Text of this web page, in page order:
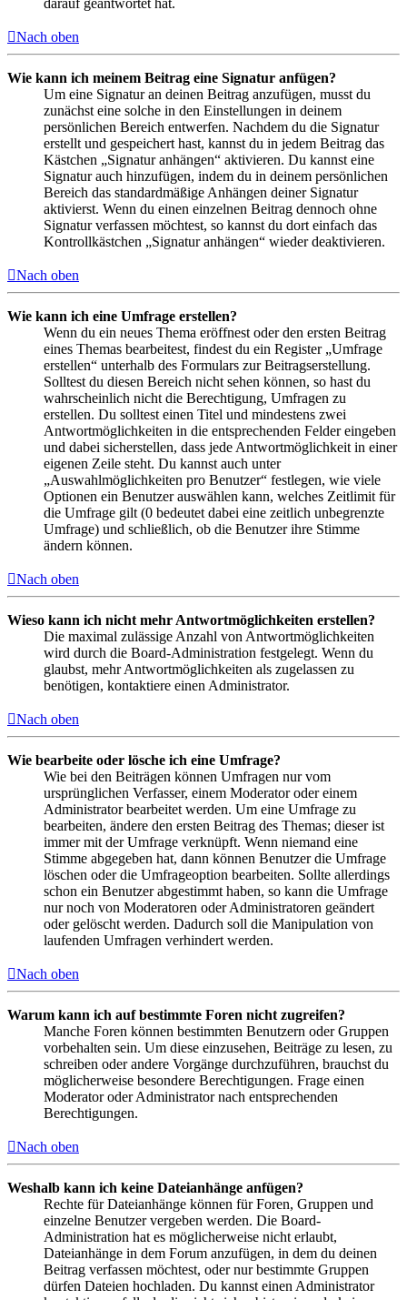
darauf geantwortet hat.
Nach oben
Wie kann ich meinem Beitrag eine Signatur anfügen?
Um eine Signatur an deinen Beitrag anzufügen, musst du
zunächst eine solche in den Einstellungen in deinem
persönlichen Bereich entwerfen. Nachdem du die Signatur
erstellt und gespeichert hast, kannst du in jedem Beitrag das
Kästchen „Signatur anhängen“ aktivieren. Du kannst eine
Signatur auch hinzufügen, indem du in deinem persönlichen
Bereich das standardmäßige Anhängen deiner Signatur
aktivierst. Wenn du einen einzelnen Beitrag dennoch ohne
Signatur verfassen möchtest, so kannst du dort einfach das
Kontrollkästchen „Signatur anhängen“ wieder deaktivieren.
Nach oben
Wie kann ich eine Umfrage erstellen?
Wenn du ein neues Thema eröffnest oder den ersten Beitrag
eines Themas bearbeitest, findest du ein Register „Umfrage
erstellen“ unterhalb des Formulars zur Beitragserstellung.
Solltest du diesen Bereich nicht sehen können, so hast du
wahrscheinlich nicht die Berechtigung, Umfragen zu
erstellen. Du solltest einen Titel und mindestens zwei
Antwortmöglichkeiten in die entsprechenden Felder eingeben
und dabei sicherstellen, dass jede Antwortmöglichkeit in einer
eigenen Zeile steht. Du kannst auch unter
„Auswahlmöglichkeiten pro Benutzer“ festlegen, wie viele
Optionen ein Benutzer auswählen kann, welches Zeitlimit für
die Umfrage gilt (0 bedeutet dabei eine zeitlich unbegrenzte
Umfrage) und schließlich, ob die Benutzer ihre Stimme
ändern können.
Nach oben
Wieso kann ich nicht mehr Antwortmöglichkeiten erstellen?
Die maximal zulässige Anzahl von Antwortmöglichkeiten
wird durch die Board-Administration festgelegt. Wenn du
glaubst, mehr Antwortmöglichkeiten als zugelassen zu
benötigen, kontaktiere einen Administrator.
Nach oben
Wie bearbeite oder lösche ich eine Umfrage?
Wie bei den Beiträgen können Umfragen nur vom
ursprünglichen Verfasser, einem Moderator oder einem
Administrator bearbeitet werden. Um eine Umfrage zu
bearbeiten, ändere den ersten Beitrag des Themas; dieser ist
immer mit der Umfrage verknüpft. Wenn niemand eine
Stimme abgegeben hat, dann können Benutzer die Umfrage
löschen oder die Umfrageoption bearbeiten. Sollte allerdings
schon ein Benutzer abgestimmt haben, so kann die Umfrage
nur noch von Moderatoren oder Administratoren geändert
oder gelöscht werden. Dadurch soll die Manipulation von
laufenden Umfragen verhindert werden.
Nach oben
Warum kann ich auf bestimmte Foren nicht zugreifen?
Manche Foren können bestimmten Benutzern oder Gruppen
vorbehalten sein. Um diese einzusehen, Beiträge zu lesen, zu
schreiben oder andere Vorgänge durchzuführen, brauchst du
möglicherweise besondere Berechtigungen. Frage einen
Moderator oder Administrator nach entsprechenden
Berechtigungen.
Nach oben
Weshalb kann ich keine Dateianhänge anfügen?
Rechte für Dateianhänge können für Foren, Gruppen und
einzelne Benutzer vergeben werden. Die Board-
Administration hat es möglicherweise nicht erlaubt,
Dateianhänge in dem Forum anzufügen, in dem du deinen
Beitrag verfassen möchtest, oder nur bestimmte Gruppen
dürfen Dateien hochladen. Du kannst einen Administrator